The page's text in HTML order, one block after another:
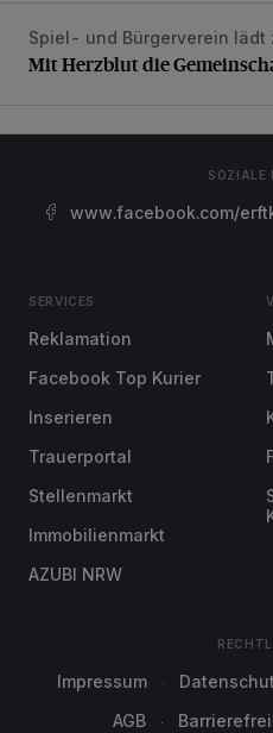
Mit Herzblut die
Spiel- und Bürgerverein lädt
Mit Herzblut die
SOZIALE
www.facebook.com/
SERVICES
Reklamation
Facebook Top Kurier
Inserieren
Trauerportal
Stellenmarkt
Immobilienmarkt
AZUBI NRW
Impressum
AGB